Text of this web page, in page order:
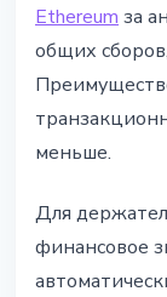
Ethereum за
общих сборов,
меньше.
Для
финансовое